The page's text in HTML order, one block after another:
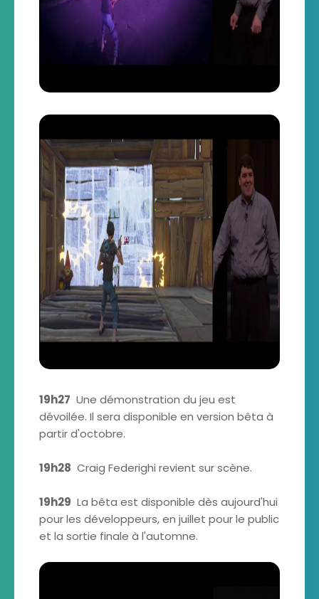
19h27 Une démonstration du jeu est
dévoilée. Il sera disponible en version bêta à
partir d'octobre.
19h28 Craig Federighi revient sur scène.
19h29 La bêta est disponible dès aujourd'hui
pour les développeurs, en juillet pour le public
et la sortie finale à l'automne.